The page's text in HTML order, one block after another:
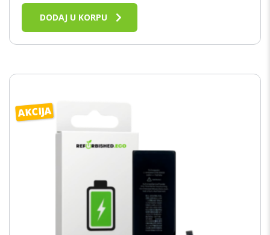
DODAJ U KORPU
AKCIJA